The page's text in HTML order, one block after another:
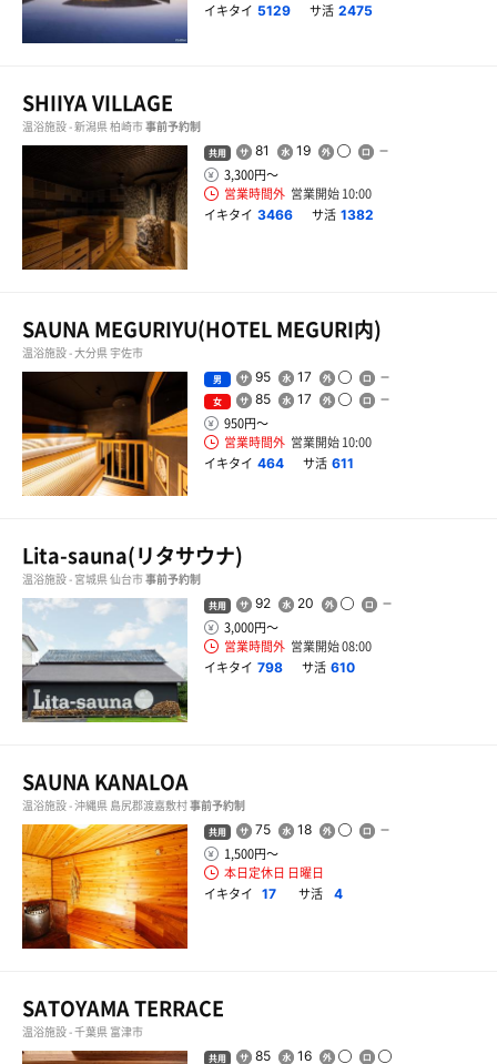
イキタイ 5129 サ活 2475
SHIIYA VILLAGE
温浴施設 - 新潟県 柏崎市事前予約制
共用 81 19
3,300円〜
営業時間外 営業開始 10:00
イキタイ 3466 サ活 1382
SAUNA MEGURIYU(HOTEL MEGURI内)
温浴施設 - 大分県 宇佐市
男 95 17
女 85 17
950円〜
営業時間外 営業開始 10:00
イキタイ 464 サ活 611
Lita-sauna(リタサウナ)
温浴施設 - 宮城県 仙台市事前予約制
共用 92 20
3,000円〜
営業時間外 営業開始 08:00
イキタイ 798 サ活 610
SAUNA KANALOA
温浴施設 - 沖縄県 島尻郡渡嘉敷村事前予約制
共用 75 18
1,500円〜
本日定休日 日曜日
イキタイ 17 サ活 4
SATOYAMA TERRACE
温浴施設 - 千葉県 富津市
共用 85 16